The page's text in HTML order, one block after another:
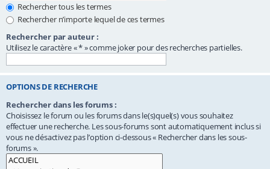
Rechercher tous les termes
Rechercher n’importe lequel de ces termes
Rechercher par auteur :
Utilisez le caractère « * » comme joker pour des recherches partielles.
OPTIONS DE RECHERCHE
Rechercher dans les forums :
Choisissez le forum ou les forums dans le(s)quel(s) vous souhaitez
effectuer une recherche. Les sous-forums sont automatiquement inclus si
vous ne désactivez pas l’option ci-dessous « Rechercher dans les sous-
forums ».